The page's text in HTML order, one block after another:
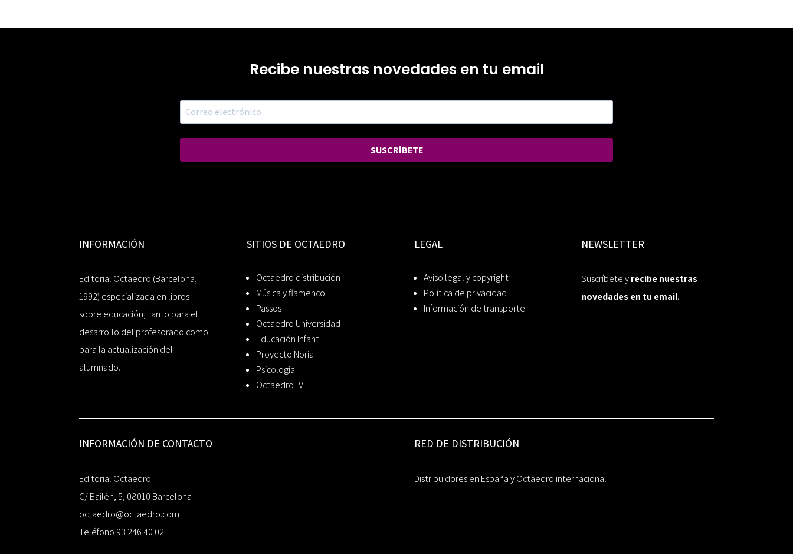
Recibe nuestras novedades en tu email
SUSCRÍBETE
INFORMACIÓN
Editorial Octaedro (Barcelona,
1992) especializada en libros
sobre educación, tanto para el
desarrollo del profesorado como
para la actualización del
alumnado.
SITIOS DE OCTAEDRO
Octaedro distribución
Música y flamenco
Passos
Octaedro Universidad
Educación Infantil
Proyecto Noria
Psicología
OctaedroTV
LEGAL
Aviso legal y copyright
Política de privacidad
Información de transporte
NEWSLETTER
Suscríbete yrecibe nuestras
novedades en tu email.
INFORMACIÓN DE CONTACTO
Editorial Octaedro
C/ Bailén, 5, 08010 Barcelona
octaedro@octaedro.com
Teléfono 93 246 40 02
RED DE DISTRIBUCIÓN
Distribuidores en España y Octaedro internacional